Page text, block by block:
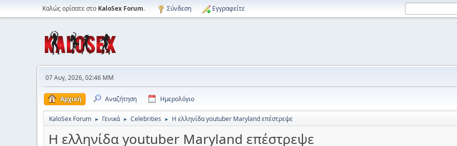
Καλώς ορίσατε στο KaloSex Forum. Σύνδεση Εγγραφείτε
07 Αυγ, 2026, 02:46 ΜΜ
Αρχική Αναζήτηση Ημερολόγιο
KaloSex Forum ► Γενικά ► Celebrities ► Η ελληνίδα youtuber Maryland επέστρεψε
Η ελληνίδα youtuber Maryland επέστρεψε